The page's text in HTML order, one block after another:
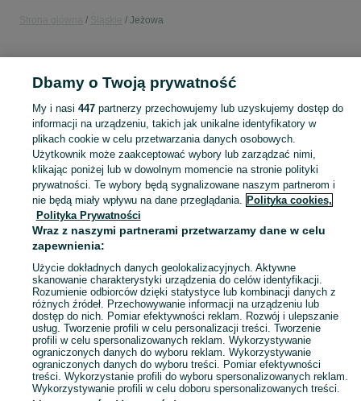
Jeżowa
kostka brukowa stół z krzesłami kruszywo fotel uszak
Skorzystaj z największego serwisu ogłoszeniowego - Jeżowa i okolice! Kupuj to, czego pragniesz i sprzedawaj to, czego już nie potrzebujesz! Zobacz
Mapa kategorii
Mapa miejscowości
Mapa ministron
Popularne wyszukiwania
Dbamy o Twoją prywatność
My i nasi 447partnerzy przechowujemy lub uzyskujemy dostęp do
informacji na urządzeniu, takich jak unikalne identyfikatory w
plikach cookie w celu przetwarzania danych osobowych.
Użytkownik może zaakceptować wybory lub zarządzać nimi,
klikając poniżej lub w dowolnym momencie na stronie polityki
prywatności. Te wybory będą sygnalizowane naszym partnerom i
nie będą miały wpływu na dane przeglądania. Polityka cookies,
Polityka Prywatności
Wraz z naszymi partnerami przetwarzamy dane w celu
zapewnienia:
Użycie dokładnych danych geolokalizacyjnych. Aktywne
skanowanie charakterystyki urządzenia do celów identyfikacji.
Rozumienie odbiorców dzięki statystyce lub kombinacji danych z
różnych źródeł. Przechowywanie informacji na urządzeniu lub
dostęp do nich. Pomiar efektywności reklam. Rozwój i ulepszanie
usług. Tworzenie profili w celu personalizacji treści. Tworzenie
profili w celu spersonalizowanych reklam. Wykorzystywanie
ograniczonych danych do wyboru reklam. Wykorzystywanie
ograniczonych danych do wyboru treści. Pomiar efektywności
treści. Wykorzystanie profili do wyboru spersonalizowanych reklam.
Wykorzystywanie profili w celu doboru spersonalizowanych treści.